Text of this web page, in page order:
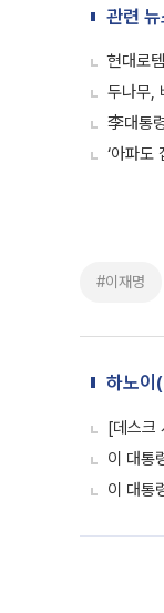
관련 뉴
현대로
두나무,
李대통
‘아파도
#이재명
하노이
[데스크
이 대통
이 대통